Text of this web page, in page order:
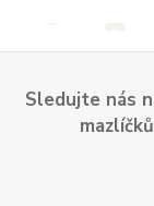
Sledujte nás